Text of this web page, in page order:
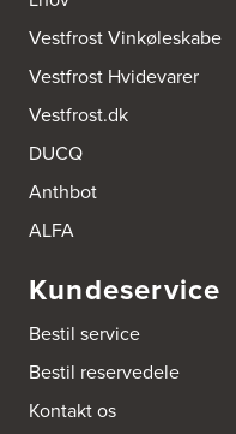
2100 København Ø
http://www.aubo.dk
Industrivej 8
5560 Aarup
Tel.:70101005
https://hvidtogfrit.dk/
Amager Køkken bad
2770 Kastrup
http://
Vestfrost Vinkøleskabe
Vestfrost Hvidevarer
Vestfrost.dk
DUCQ
Anthbot
ALFA
Kundeservice
Bestil service
Bestil reservedele
Kontakt os